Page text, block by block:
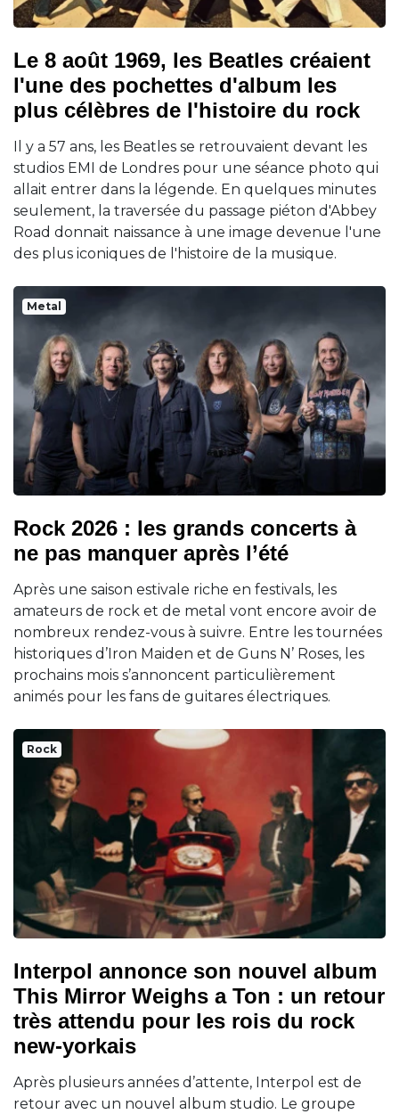
Le 8 août 1969, les Beatles créaient
l'une des pochettes d'album les
plus célèbres de l'histoire du rock
Il y a 57 ans, les Beatles se retrouvaient devant les
studios EMI de Londres pour une séance photo qui
allait entrer dans la légende. En quelques minutes
seulement, la traversée du passage piéton d'Abbey
Road donnait naissance à une image devenue l'une
des plus iconiques de l'histoire de la musique.
Metal
Rock 2026 : les grands concerts à
ne pas manquer après l’été
Après une saison estivale riche en festivals, les
amateurs de rock et de metal vont encore avoir de
nombreux rendez-vous à suivre. Entre les tournées
historiques d’Iron Maiden et de Guns N’ Roses, les
prochains mois s’annoncent particulièrement
animés pour les fans de guitares électriques.
Rock
Interpol annonce son nouvel album
This Mirror Weighs a Ton : un retour
très attendu pour les rois du rock
new-yorkais
Après plusieurs années d’attente, Interpol est de
retour avec un nouvel album studio. Le groupe